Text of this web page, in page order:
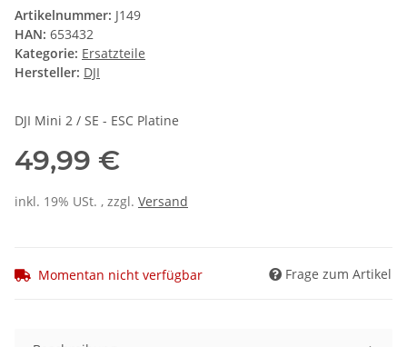
Artikelnummer: J149
HAN: 653432
Kategorie: Ersatzteile
Hersteller: DJI
DJI Mini 2 / SE - ESC Platine
49,99 €
inkl. 19% USt. , zzgl. Versand
Momentan nicht verfügbar Frage zum Artikel